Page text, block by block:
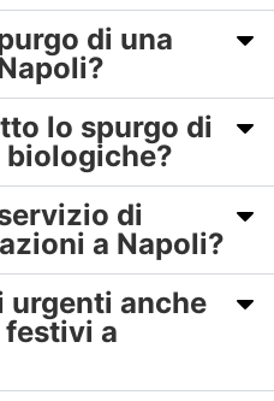
di una
lo spurgo di
di
a Napoli?
urgenti anche
festivi a